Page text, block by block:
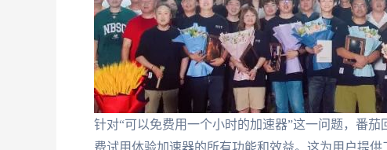
针对“可以免费用一个小时的加速器”这一问题，番
费试用体验加速器的所有功能和效益。这为用户提